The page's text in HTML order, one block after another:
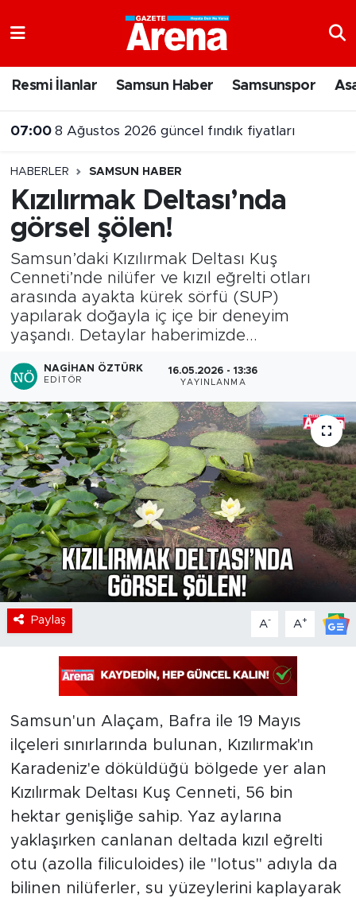
Resmi İlanlar Samsun Haber Samsunspor
07:00 8 Ağustos 2026 güncel fındık fiyatları
HABERLER SAMSUN HABER
Kızılırmak Deltası’nda
görsel şölen!
Samsun’daki Kızılırmak Deltası Kuş
Cenneti’nde nilüfer ve kızıl eğrelti otları
arasında ayakta kürek sörfü (SUP)
yapılarak doğayla iç içe bir deneyim
yaşandı. Detaylar haberimizde...
NAGIHAN ÖZTÜRK
EDITÖR
16.05.2026 - 13:36
YAYINLANMA
Paylaş A- A+
Samsun'un Alaçam, Bafra ile 19 Mayıs
ilçeleri sınırlarında bulunan, Kızılırmak'ın
Karadeniz'e döküldüğü bölgede yer alan
Kızılırmak Deltası Kuş Cenneti, 56 bin
hektar genişliğe sahip. Yaz aylarına
yaklaşırken canlanan deltada kızıl eğrelti
otu (azolla filiculoides) ile "lotus" adıyla da
bilinen nilüferler, su yüzeylerini kaplayarak
Samsun Namaz Vakitleri
Süper Lig Puan Durumu ve Fikstür
Tüm Manşetler
Son Dakika Haberleri
Haber Arşivi